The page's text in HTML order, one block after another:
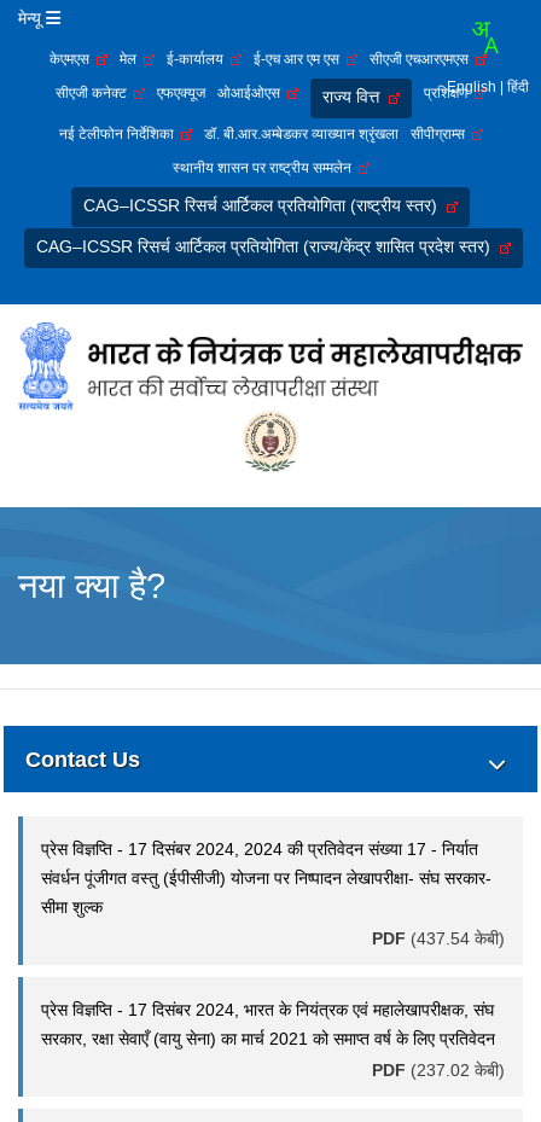
मेन्यू
केएमएस मेल ई-कार्यालय ई-एच आर एम एस
सीएजी एचआरएमएस
सीएजी कनेक्ट
एफएक्यूज ओआईओएस राज्य वित्त प्रशिक्षण
नई टेलीफोन निर्देशिका डॉ. बी.आर.अम्बेडकर व्याख्यान श्रृंखला
सीपीग्राम्स
स्थानीय शासन पर राष्ट्रीय सम्मलेन
CAG–ICSSR रिसर्च आर्टिकल प्रतियोगिता (राष्ट्रीय स्तर)
CAG–ICSSR रिसर्च आर्टिकल प्रतियोगिता (राज्य/केंद्र शासित प्रदेश स्तर)
English | हिंदी
नया क्या है?
Contact Us
प्रेस विज्ञप्ति - 17 दिसंबर 2024, 2024 की प्रतिवेदन संख्या 17 - निर्यात
संवर्धन पूंजीगत वस्तु (ईपीसीजी) योजना पर निष्पादन लेखापरीक्षा- संघ सरकार-
सीमा शुल्क
PDF (437.54 केबी)
प्रेस विज्ञप्ति - 17 दिसंबर 2024, भारत के नियंत्रक एवं महालेखापरीक्षक, संघ
सरकार, रक्षा सेवाएँ (वायु सेना) का मार्च 2021 को समाप्त वर्ष के लिए प्रतिवेदन
PDF (237.02 केबी)